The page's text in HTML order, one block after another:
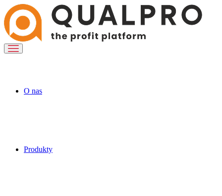
O nas
Produkty